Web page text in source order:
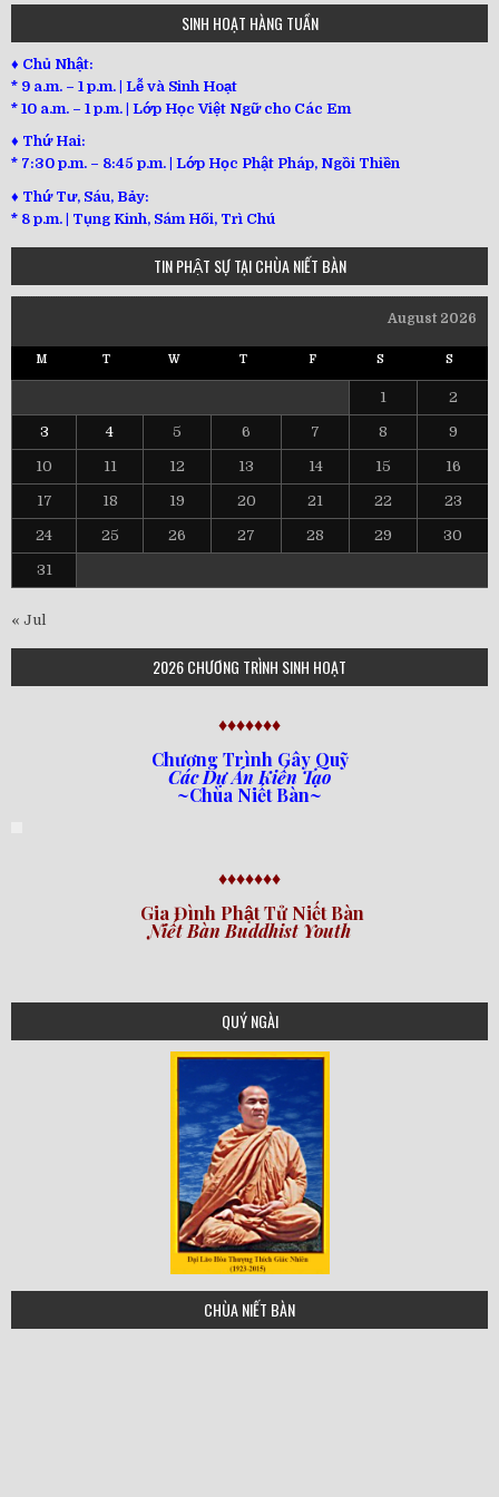
SINH HOẠT HÀNG TUẦN
♦ Chủ Nhật:
* 9 a.m. – 1 p.m. | Lễ và Sinh Hoạt
* 10 a.m. – 1 p.m. | Lớp Học Việt Ngữ cho Các Em
♦ Thứ Hai:
* 7:30 p.m. – 8:45 p.m. | Lớp Học Phật Pháp, Ngồi Thiền
♦ Thứ Tư, Sáu, Bảy:
* 8 p.m. | Tụng Kinh, Sám Hối, Trì Chú
TIN PHẬT SỰ TẠI CHÙA NIẾT BÀN
August 2026
M T W T F S S
1 2
3 4 5 6 7 8 9
10 11 12 13 14 15 16
17 18 19 20 21 22 23
24 25 26 27 28 29 30
31
« Jul
2026 CHƯƠNG TRÌNH SINH HOẠT
♦♦♦♦♦♦♦
Chương Trình Gây Quỹ
Các Dự Án Kiến Tạo
~Chùa Niết Bàn~
♦♦♦♦♦♦♦
Gia Đình Phật Tử Niết Bàn
Niết Bàn Buddhist Youth
QUÝ NGÀI
tgn
CHÙA NIẾT BÀN